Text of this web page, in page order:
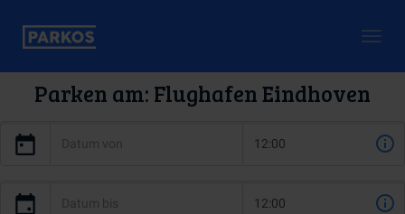
Parken am: Flughafen Eindhoven